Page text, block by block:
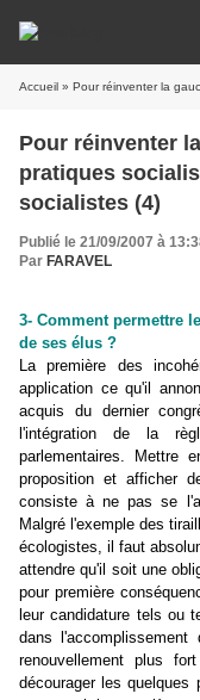
Accueil » Pour réinventer la gauche,
Pour réinventer
pratiques
socialistes (4)
Publié le 21/09/2007 à
Par FARAVEL
3- Comment permettre
de ses élus ?
La première des
application ce qu'il
acquis du dernier
l'intégration de la
parlementaires. Mettre
proposition et afficher
consiste à ne pas se
Malgré l'exemple des
écologistes, il faut
attendre qu'il soit une
pour première
leur candidature tels ou
dans
renouvellement plus
décourager les quelques